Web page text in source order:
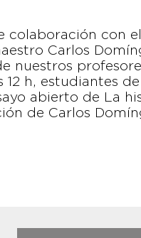
colaboración con
Carlos
nuestros
12 h, estudiantes
abierto de La
de Carlos